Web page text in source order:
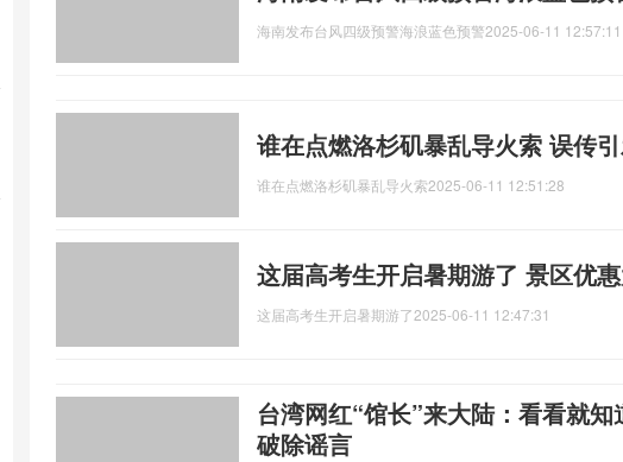
海南发布台风四级预警海浪蓝色预警2025-06-11 12:57:11
谁在点燃洛杉矶暴乱导火索 误传
谁在点燃洛杉矶暴乱导火索2025-06-11 12:51:28
这届高考生开启暑期游了 景区优
这届高考生开启暑期游了2025-06-11 12:47:31
台湾网红“馆长”来大陆：看看就
破除谣言